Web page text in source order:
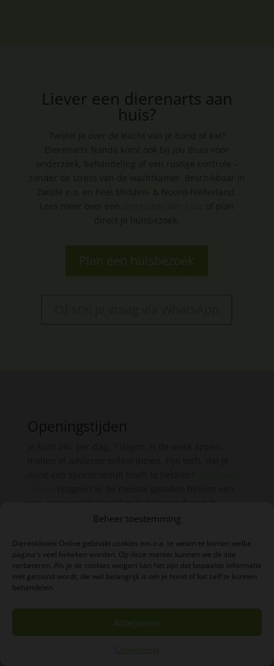
Beheer toestemming
Dierenkliniek Online gebruikt cookies om o.a. te weten te komen welke
pagina's veel bekeken worden. Op deze manier kunnen we de site
verbeteren. Als je de cookies weigert kan het zijn dat bepaalde informatie
niet getoond wordt, die wel belangrijk is om je hond of kat zelf te kunnen
behandelen.
Accepteren
Cookiebeleid
Liever een dierenarts aan
huis?
Plan een huisbezoek
Avonds en in het weekend is zij dus ook beschikbaar.
Nanda niet.
Let op!
Dierenkliniek Online biedt professionele medische
zorg bij u thuis. Voor onderzoek, vaccinaties en een
rustig afscheid kom ik graag naar u toe. Heeft uw
acute spoedhulpnodig? Neem dan direct